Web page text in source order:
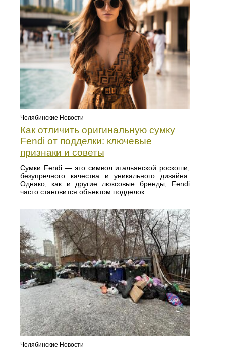
Челябинские Новости
Как отличить оригинальную сумку
Fendi от подделки: ключевые
признаки и советы
Сумки Fendi — это символ итальянской роскоши,
безупречного качества и уникального дизайна.
Однако, как и другие люксовые бренды, Fendi
часто становится объектом подделок.
Челябинские Новости